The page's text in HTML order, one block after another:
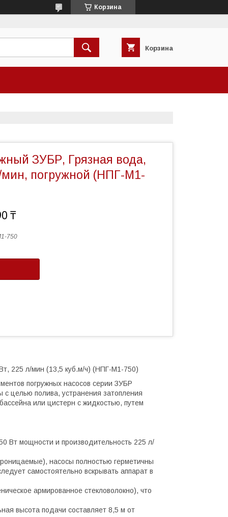
Корзина
Корзина
ЗУБР, Грязная вода,
мин, погружной (НПГ-М1-
₸
750
225 л/мин (13,5 куб.м/ч) (НПГ-М1-750)
погружных насосов серии ЗУБР
целью полива, устранения затопления
или цистерн с жидкостью, путем
Вт мощности и производительность 225 л/
насосы полностью герметичны
самостоятельно вскрывать аппарат в
армированное стекловолокно), что
высота подачи составляет 8,5 м от